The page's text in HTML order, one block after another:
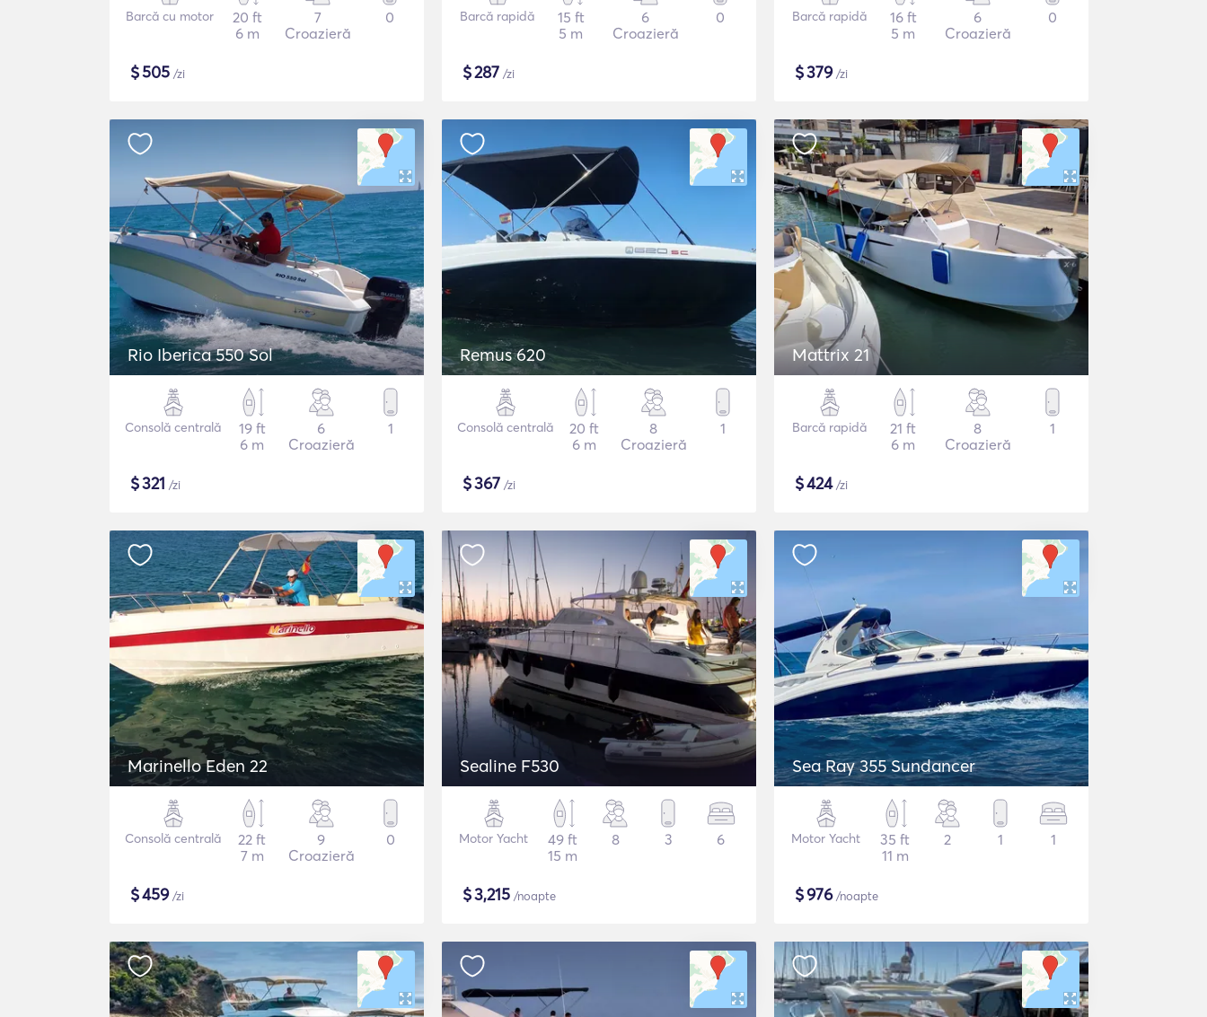
Barcă cu motor
20 ft
6 m
7
Croazieră
0
$505 /zi
Barcă rapidă
15 ft
5 m
6
Croazieră
0
$287 /zi
Barcă rapidă
16 ft
5 m
6
Croazieră
0
$379/zi
Rio Iberica 550 Sol
Consolă centrală
19 ft
6 m
6
Croazieră
1
$321 /zi
Remus 620
Consolă centrală
20 ft
6 m
8
Croazieră
1
$367 /zi
Mattrix 21
Barcă rapidă
21 ft
6 m
8
Croazieră
1
$424/zi
Marinello Eden 22
Consolă centrală
22 ft
7 m
9
Croazieră
0
$459/zi
Sealine F530
Motor Yacht
49 ft
15 m
8 3 6
$3,215 /noapte
Sea Ray 355 Sundancer
Motor Yacht
35 ft
11 m
2 1 1
$976/noapte